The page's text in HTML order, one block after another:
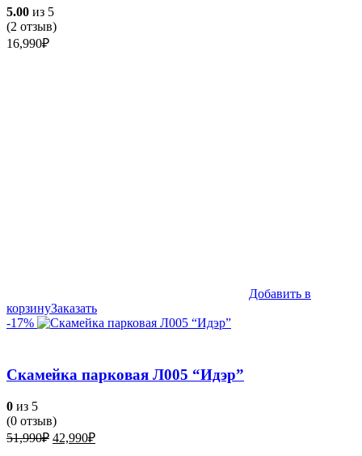
5.00 из 5
(2 отзыв)
16,990₽
Добавить в
корзинуЗаказать
-17%
Скамейка парковая Л005 “Идэр”
0 из 5
(0 отзыв)
51,990₽ Первоначальная
42,990₽Текущая